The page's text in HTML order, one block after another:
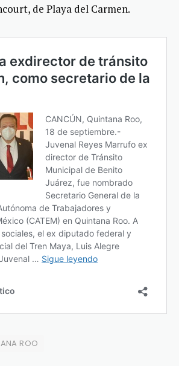
de Playa del Carmen.
ROO